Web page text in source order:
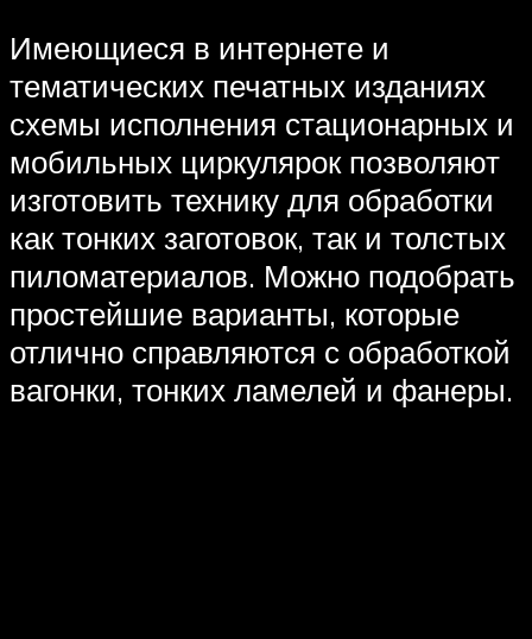
Имеющиеся в интернете и
тематических печатных изданиях
схемы исполнения стационарных и
мобильных циркулярок позволяют
изготовить технику для обработки
как тонких заготовок, так и толстых
пиломатериалов. Можно подобрать
простейшие варианты, которые
отлично справляются с обработкой
вагонки, тонких ламелей и фанеры.